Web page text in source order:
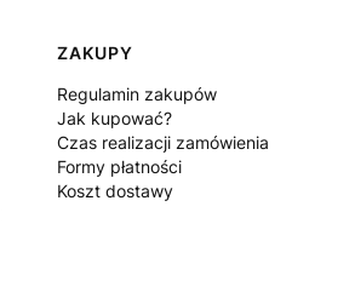
ZAKUPY
Regulamin zakupów
Jak kupować?
Czas realizacji zamówienia
Formy płatności
Koszt dostawy